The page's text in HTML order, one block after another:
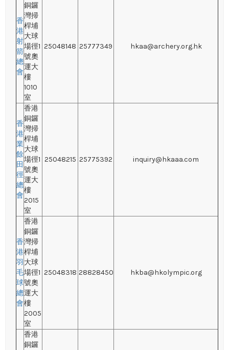
香
港
射
箭
總
會
銅鑼
灣掃
桿埔
大球
場徑1
號奧
運大
樓
1010
室
25048148 25777349 hkaa@archery.org.hk
香
港
業
餘
田
徑
總
會
香港
銅鑼
灣掃
桿埔
大球
場徑1
號奧
運大
樓
2015
室
25048215 25775392 inquiry@hkaaa.com
香
港
羽
毛
球
總
會
香港
銅鑼
灣掃
桿埔
大球
場徑1
號奧
運大
樓
2005
室
25048318 28828450 hkba@hkolympic.org
香港
銅鑼